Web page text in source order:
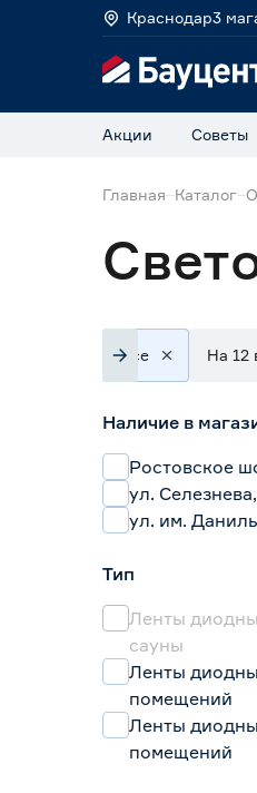
Краснодар3
Акции Советы
Главная Каталог
Все На 12
Наличие в
Ростовское
ул.
ул. им.
Тип
Ленты
сауны
Ленты
помещений
Ленты
помещений